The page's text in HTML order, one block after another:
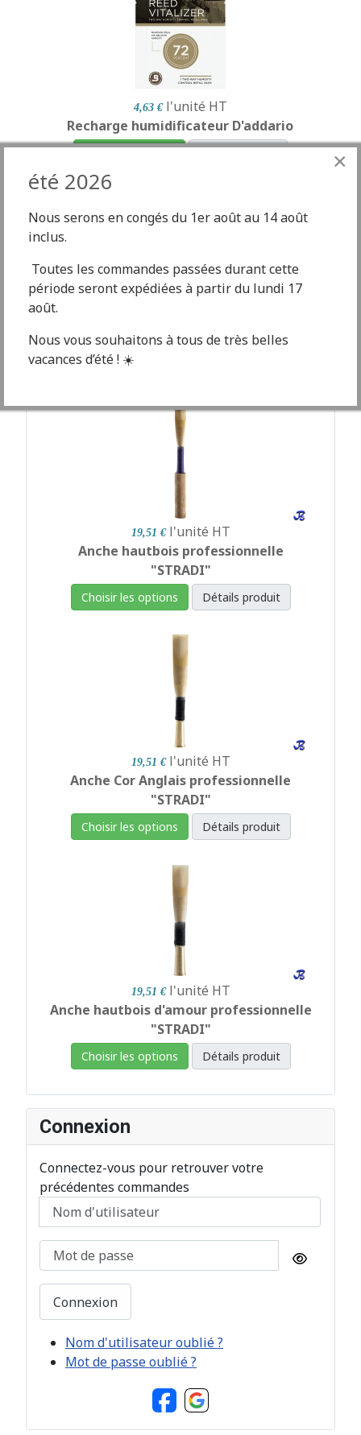
4,63 € l'unité HT
Recharge humidificateur D'addario
Ajouter au panier Détails produit
Meilleures ventes
19,51 € l'unité HT
Anche hautbois professionnelle
"STRADI"
Choisir les options Détails produit
19,51 € l'unité HT
Anche Cor Anglais professionnelle
"STRADI"
Choisir les options Détails produit
19,51 € l'unité HT
Anche hautbois d'amour professionnelle
"STRADI"
Choisir les options Détails produit
Connexion
Connectez-vous pour retrouver votre
précédentes commandes
Nom d'utilisateur
Mot de
Connexion
Nom d'utilisateur oublié ?
Mot de passe oublié ?
Summer 2026
We are on holidays from Friday, August 1st, to
August 14th.
During this period, orders placed from Friday,
August 1st , 2026 will be shipped starting
Monday, August 17 th, 2026.
×
été 2026
Nous serons en congés du 1er août au 14 août
inclus.
Toutes les commandes passées durant cette
période seront expédiées à partir du lundi 17
août.
Nous vous souhaitons à tous de très belles
vacances d’été ! ☀️